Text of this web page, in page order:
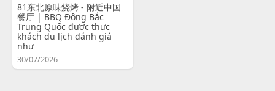
81东北原味烧烤 - 附近中国
餐厅 | BBQ Đông Bắc
Trung Quốc được thực
khách du lịch đánh giá
như
30/07/2026